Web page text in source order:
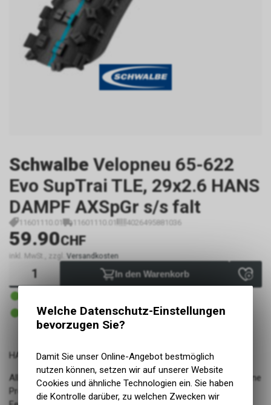
Schwalbe Velopneu 65-622
Evo SupTrai TLE, 29x2.6 HANS
DAMPF AXSpGr s/s falt
11601110.01 11601110.01 4026495881036
59.90CHF
inkl. MwSt., zzgl. Versandkosten
In den Warenkorb
1 - 3 Tage ab Lager Lieferant
Abholung Lüscher Motor- & Bike World
HANS DAMPF
Alles abgestimmt auf maximalen Fahrspass. Das ausgewogene
Profil funktioniert absolut souverän und verzeiht grosszügig
Welche Datenschutz-Einstellungen
bevorzugen Sie?
Damit Sie unser Online-Angebot bestmöglich
nutzen können, setzen wir auf unserer Website
Cookies und ähnliche Technologien ein. Sie haben
die Kontrolle darüber, zu welchen Zwecken wir